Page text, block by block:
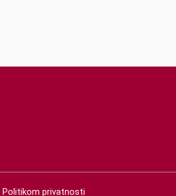
Politikom privatnosti